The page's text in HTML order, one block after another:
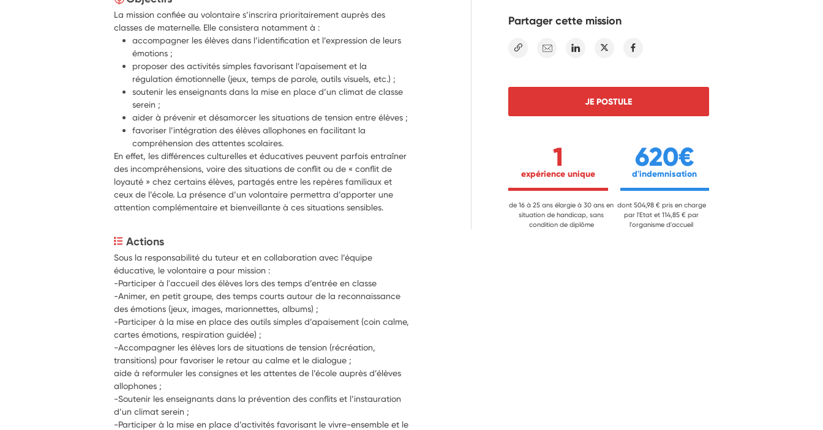
La mission confiée au volontaire s’inscrira prioritairement auprès des
classes de maternelle. Elle consistera notamment à :
accompagner les élèves dans l’identification et l’expression de leurs
émotions ;
proposer des activités simples favorisant l’apaisement et la
régulation émotionnelle (jeux, temps de parole, outils visuels, etc.) ;
soutenir les enseignants dans la mise en place d’un climat de classe
serein ;
aider à prévenir et désamorcer les situations de tension entre élèves ;
favoriser l’intégration des élèves allophones en facilitant la
compréhension des attentes scolaires.
En effet, les différences culturelles et éducatives peuvent parfois entraîner
des incompréhensions, voire des situations de conflit ou de « conflit de
loyauté » chez certains élèves, partagés entre les repères familiaux et
ceux de l’école. La présence d’un volontaire permettra d’apporter une
attention complémentaire et bienveillante à ces situations sensibles.
Actions
Sous la responsabilité du tuteur et en collaboration avec l’équipe
éducative, le volontaire a pour mission :
-Participer à l'accueil des élèves lors des temps d’entrée en classe
-Animer, en petit groupe, des temps courts autour de la reconnaissance
des émotions (jeux, images, marionnettes, albums) ;
-Participer à la mise en place des outils simples d’apaisement (coin calme,
cartes émotions, respiration guidée) ;
-Accompagner les élèves lors de situations de tension (récréation,
transitions) pour favoriser le retour au calme et le dialogue ;
aide à reformuler les consignes et les attentes de l’école auprès d’élèves
allophones ;
-Soutenir les enseignants dans la prévention des conflits et l’instauration
d’un climat serein ;
-Participer à la mise en place d’activités favorisant le vivre-ensemble et le
Partager cette mission
E-mail Linkedin Twitter
JE POSTULE
1
expérience unique
de 16 à 25 ans élargie à 30 ans en
situation de handicap, sans
condition de diplôme
620€
d'indemnisation
dont 504,98 € pris en charge
par l'Etat et 114,85 € par
l'organisme d'accueil